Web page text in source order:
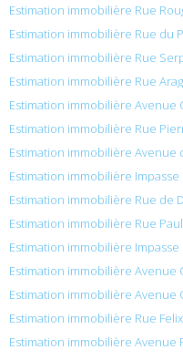
Estimation immobilière Rue
Estimation immobilière Rue du
Estimation immobilière Rue
Estimation immobilière Rue
Estimation immobilière Avenue
Estimation immobilière Rue
Estimation immobilière Avenue
Estimation immobilière
Estimation immobilière Rue de
Estimation immobilière Rue
Estimation immobilière
Estimation immobilière Avenue
Estimation immobilière Avenue
Estimation immobilière Rue
Estimation immobilière